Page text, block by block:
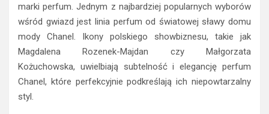
marki perfum. Jednym z najbardziej popularnych wyborów
wśród gwiazd jest linia perfum od światowej sławy domu
mody Chanel. Ikony polskiego showbiznesu, takie jak
Magdalena Rozenek-Majdan czy Małgorzata
Kożuchowska, uwielbiają subtelność i elegancję perfum
Chanel, które perfekcyjnie podkreślają ich niepowtarzalny
styl.